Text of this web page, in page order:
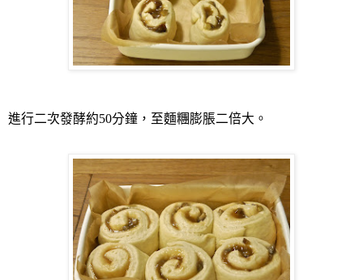
進行二次發酵約50分鐘，至麵糰膨脹二倍大。